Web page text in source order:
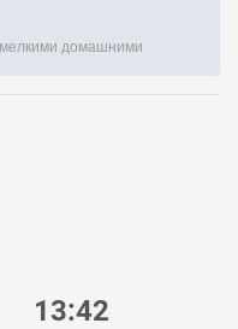
мелкими домашними
13:42